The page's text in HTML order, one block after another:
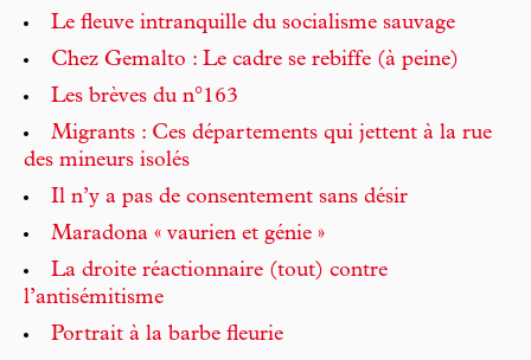
Le fleuve intranquille du socialisme sauvage
Chez Gemalto : Le cadre se rebiffe (à peine)
Les brèves du n°163
Migrants : Ces départements qui jettent à la rue
des mineurs isolés
Il n’y a pas de consentement sans désir
Maradona « vaurien et génie »
La droite réactionnaire (tout) contre
l’antisémitisme
Portrait à la barbe fleurie